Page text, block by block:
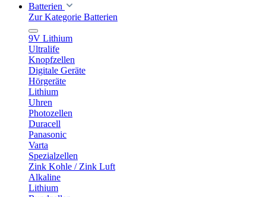
Batterien
Zur Kategorie Batterien
9V Lithium
Ultralife
Knopfzellen
Digitale Geräte
Hörgeräte
Lithium
Uhren
Photozellen
Duracell
Panasonic
Varta
Spezialzellen
Zink Kohle / Zink Luft
Alkaline
Lithium